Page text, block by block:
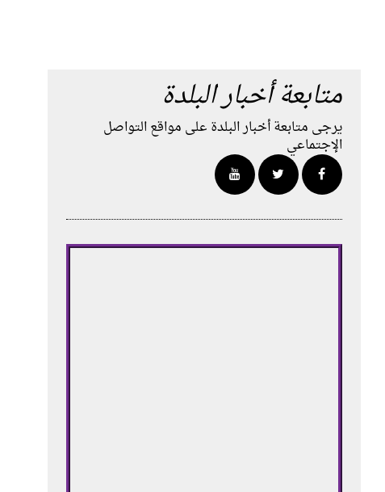
متابعة أخبار البلدة
يرجى متابعة أخبار البلدة على مواقع التواصل
الإجتماعي